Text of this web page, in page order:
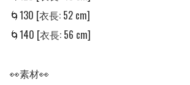
🌀130 [衣長: 52 cm]
🌀140 [衣長: 56 cm]
👀素材👀